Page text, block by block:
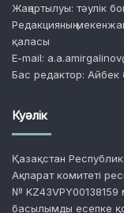
Жаңартылуы: тәулік
Редакцияның
қаласы
E-mail:
Бас редактор: Айбек
Куәлік
Қазақстан
Ақпарат комитеті
№ KZ43VPY00138159
басылымды есепке